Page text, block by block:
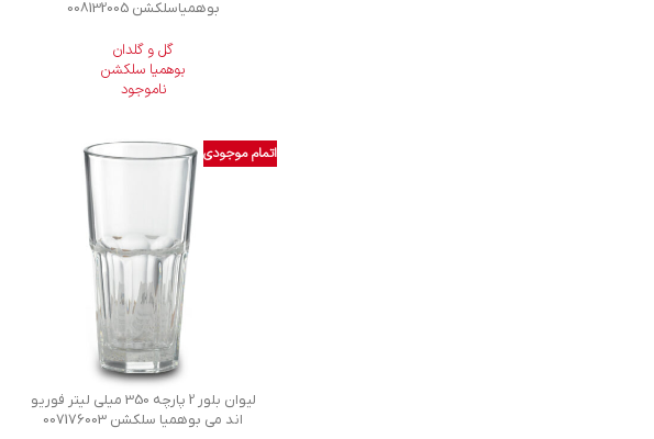
بوهمیاسلکشن 008132005
گل و گلدان
بوهمیا سلکشن
ناموجود
اتمام موجودی
لیوان بلور 2 پارچه 350 میلی لیتر فوريو
اند می بوهمیا سلکشن 007176003